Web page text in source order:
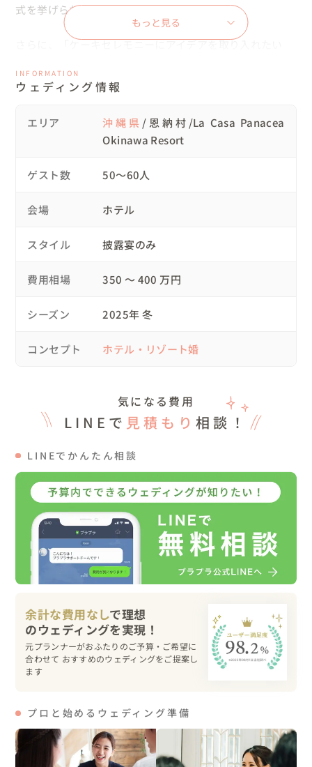
式を挙げられた際のお写真を展示✨
さらに、「ケーキセレモニーにアイデアを取り入れたい
りかける演出を提案🎂
会場装飾にはイメージ画像をご共有いただき、それをもと
その他に、「二次会では様々なゲームを開催したい！」と
ご希望もいただきました。
🌹スケジュール
18:30　新郎新婦様入場
21:00　二次会開始
別会場にて挙式を終えられたおふたりは、会場へ到着後ス
その間に、ゲストには『Ring for a Drink🔔』の演出をお楽
また、おふたりがお持ち込みされた『ゲストオーディオブ
ック』も☎️💕
こちらは、おふたりからのメッセージを録音されたもの
表示される特別なアイテムです。
メッセージへ応答されるゲストのご様子も、動画として残
る仕様となっており心温まる演出に📞🎶
お支度を終えたおふたりがご入場され、ウェルカムスピー
チ、乾杯へ🥂
パーティー開始当初は、あいにくの雨で屋内で開催してお
りましたが、運良く雨が上がり💫屋外へ移動して、コース
スピーチでは、おふたりをはじめ、ご両親様やご兄弟様よ
り心温まるお言葉に会場は涙と笑顔に。
ケーキセレモニーでは、想像以上の強風に見舞われる場面
もございましたが、そんな状況も笑顔で楽しまれておりま
粉砂糖を振りかけた特別なウェディングケーキは、コース
パーティーの結びには、ゲストの手持ち花火のアーチの中
もっと見る
INFORMATION
ウェディング情報
エリア 沖縄県 /恩納村/La Casa Panacea
Okinawa Resort
ゲスト数 50〜60人
会場 ホテル
スタイル 披露宴のみ
費用相場 350 〜 400 万円
シーズン 2025年 冬
コンセプト ホテル・リゾート婚
気になる費用
LINEで 見積もり 相談！
LINEでかんたん相談
余計な費用なしで理想
元プランナーがおふたりのご予算・ご希望に
合わせて おすすめのウェディングをご提案し
ます
プロと始めるウェディング準備